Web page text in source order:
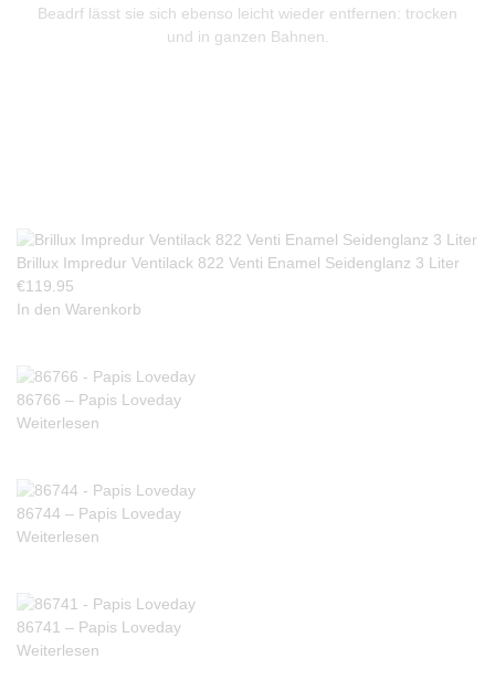
Beadrf lässt sie sich ebenso leicht wieder entfernen: trocken
und in ganzen Bahnen.
Brillux Impredur Ventilack 822 Venti Enamel Seidenglanz 3 Liter
€119.95
In den Warenkorb
86766 – Papis Loveday
Weiterlesen
86744 – Papis Loveday
Weiterlesen
86741 – Papis Loveday
Weiterlesen